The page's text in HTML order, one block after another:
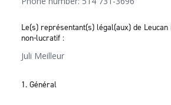
Le(s) représentant(s) légal(aux) de
non-lucratif :
Juli Meilleur
1. Général